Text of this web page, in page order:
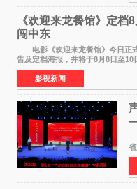
《欢迎来龙餐馆》定档
闯中东
电影《欢迎来龙餐馆》今日正式
告及定档海报，并将于8月8日至
食大片，影片讲述的是中国厨师徐
影视新闻